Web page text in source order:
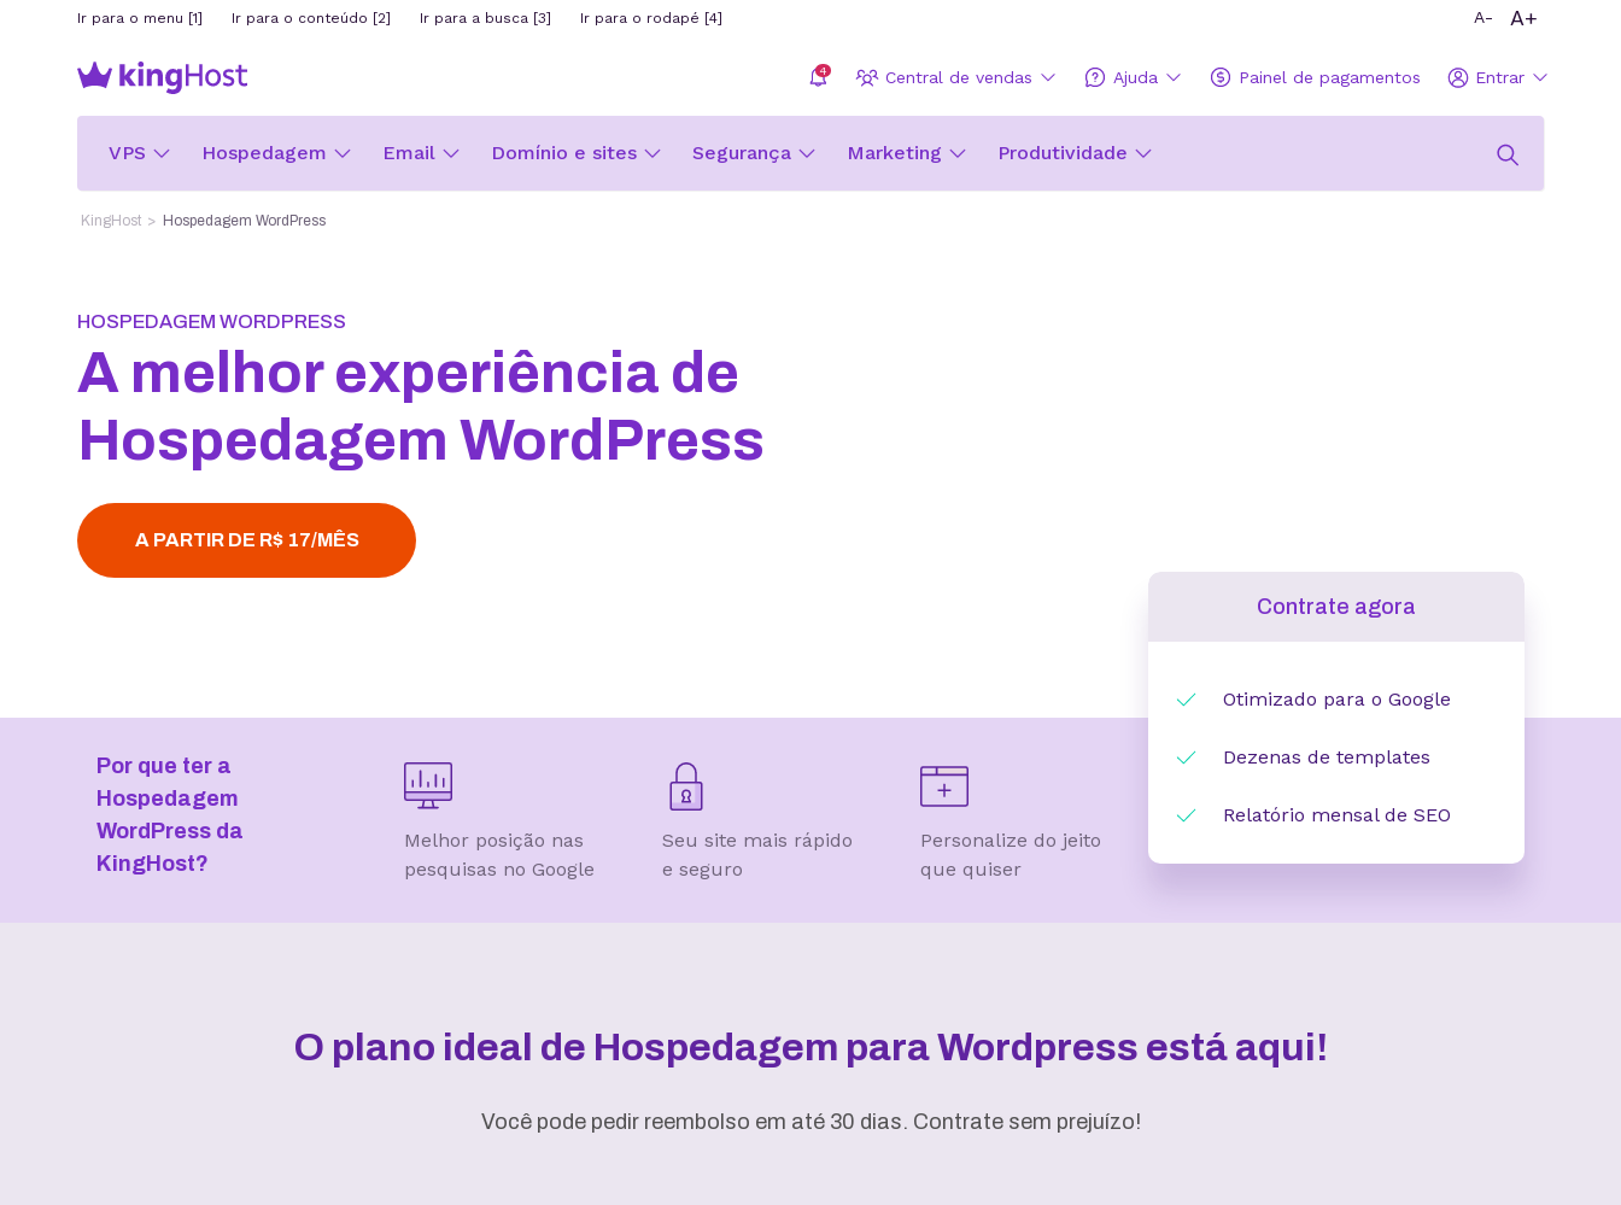
Ir para o menu [1] Ir para o conteúdo [2] Ir para a busca [3] Ir para o rodapé [4] A- A+
4 Central de vendas Ajuda Painel de pagamentos Entrar
VPS Hospedagem Email Domínio e sites Segurança Marketing Produtividade
KingHost Hospedagem WordPress
HOSPEDAGEM WORDPRESS
A melhor experiência de
Hospedagem WordPress
A PARTIR DE R$ 17/MÊS
Por que ter a
Hospedagem
WordPress da
KingHost?
Melhor posição nas
pesquisas no Google
Seu site mais rápido
e seguro
Personalize do jeito
que quiser
Contrate agora
Otimizado para o Google
Dezenas de templates
Relatório mensal de SEO
O plano ideal de Hospedagem para Wordpress está aqui!
Você pode pedir reembolso em até 30 dias. Contrate sem prejuízo!